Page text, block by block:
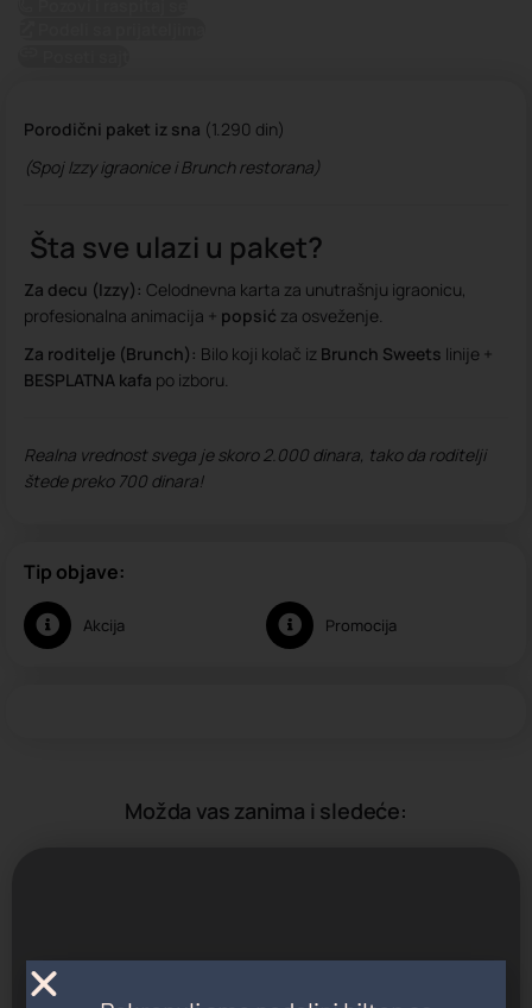
Porodični paket iz sna (1.290 din)
(Spoj Izzy igraonice i Brunch restorana)
Šta sve ulazi u paket?
Za decu (Izzy): Celodnevna karta za unutrašnju igraonicu,
profesionalna animacija + popsić za osveženje.
Za roditelje (Brunch): Bilo koji kolač iz Brunch Sweets linije +
BESPLATNA kafa po izboru.
Realna vrednost svega je skoro 2.000 dinara, tako da roditelji
štede preko 700 dinara!
Tip objave:
Akcija Promocija
Možda vas zanima i sledeće: